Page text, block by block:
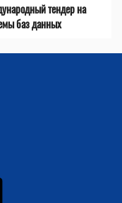
тендер на
баз данных